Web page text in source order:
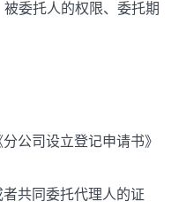
委托人的权限、委托期
司设立登记申请书》
共同委托代理人的证